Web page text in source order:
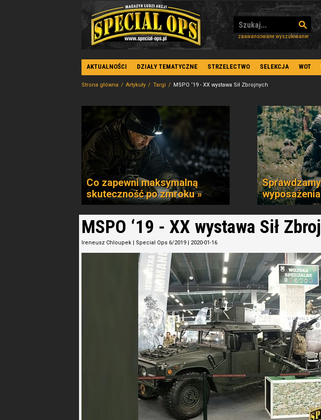
zaawansowane wyszukiwanie
AKTUALNOŚCI DZIAŁY TEMATYCZNE STRZELECTWO SELEKCJA WOT
Strona główna Artykuły Targi MSPO ‘19 - XX wystawa Sił Zbrojnych
Co zapewni maksymalną
skuteczność po zmroku »
MSPO ‘19 - XX wystawa Sił
Ireneusz Chloupek | Special Ops 6/2019 | 2020-01-16